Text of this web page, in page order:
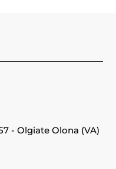
- Olgiate Olona (VA)